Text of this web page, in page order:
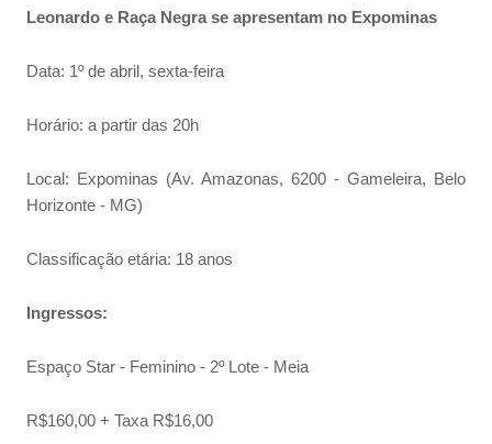
Leonardo e Raça Negra se apresentam no Expominas
Data: 1º de abril, sexta-feira
Horário: a partir das 20h
Local: Expominas (Av. Amazonas, 6200 - Gameleira, Belo
Horizonte - MG)
Classificação etária: 18 anos
Ingressos:
Espaço Star - Feminino - 2º Lote - Meia
R$160,00 + Taxa R$16,00